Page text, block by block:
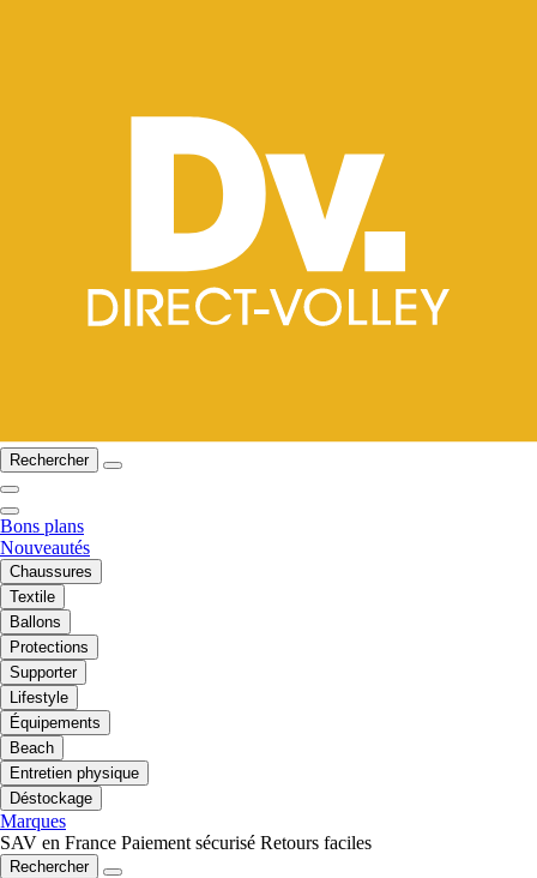
Rechercher
Bons plans
Nouveautés
Chaussures
Textile
Ballons
Protections
Supporter
Lifestyle
Équipements
Beach
Entretien physique
Déstockage
Marques
SAV en France Paiement sécurisé Retours faciles
Rechercher